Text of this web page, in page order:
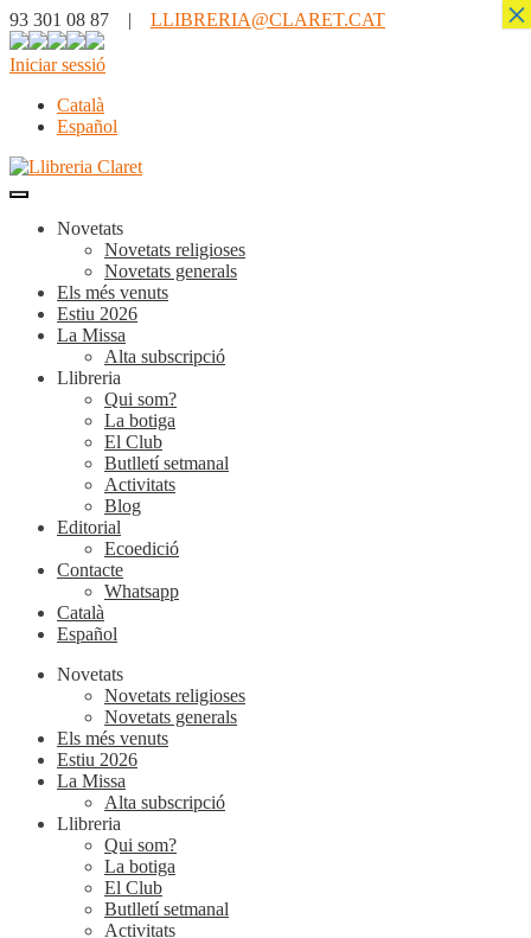
93 301 08 87 | LLIBRERIA@CLARET.CAT
Iniciar sessió
Català
Español
Novetats
Novetats religioses
Novetats generals
Els més venuts
Estiu 2026
La Missa
Alta subscripció
Llibreria
Qui som?
La botiga
El Club
Butlletí setmanal
Activitats
Blog
Editorial
Ecoedició
Contacte
Whatsapp
Català
Español
Novetats
Novetats religioses
Novetats generals
Els més venuts
Estiu 2026
La Missa
Alta subscripció
Llibreria
Qui som?
La botiga
El Club
Butlletí setmanal
Activitats
×